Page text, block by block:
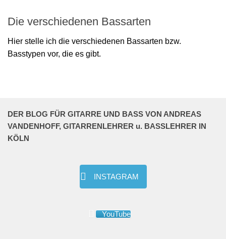
Die verschiedenen Bassarten
Hier stelle ich die verschiedenen Bassarten bzw.
Basstypen vor, die es gibt.
DER BLOG FÜR GITARRE UND BASS VON ANDREAS
VANDENHOFF, GITARRENLEHRER u. BASSLEHRER IN
KÖLN
INSTAGRAM
YouTube